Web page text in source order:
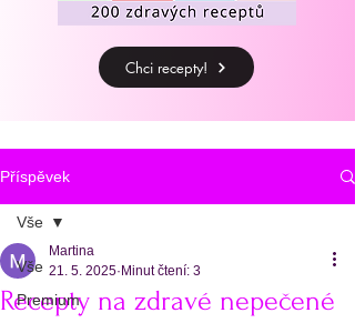
Chci recepty!
Příspěvek
Vše
Premium
Vše
Recepty na zdravé nepečené
Martina
21. 5. 2025 Minut čtení: 3